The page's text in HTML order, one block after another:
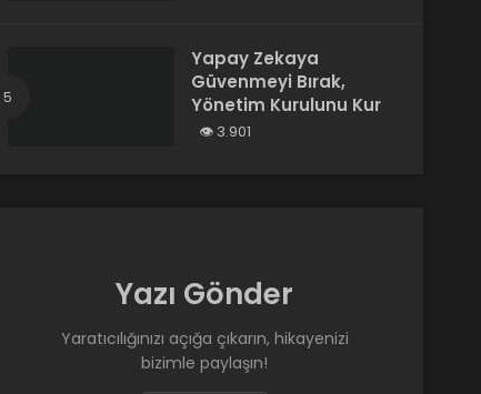
Yapay Zekaya
Güvenmeyi Bırak,
Yönetim Kurulunu Kur
3.901
Yazı Gönder
Yaratıcılığınızı açığa çıkarın, hikayenizi
bizimle paylaşın!